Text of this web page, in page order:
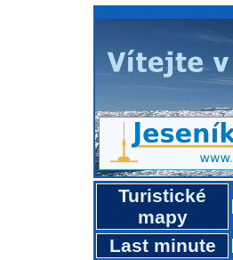
Turistické
mapy
Last minute